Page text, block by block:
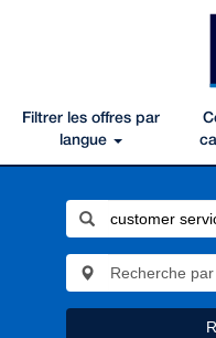
Filtrer les offres par
langue